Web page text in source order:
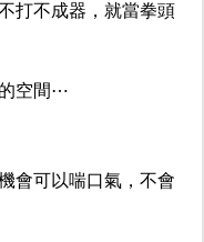
打不成器，就當拳頭
空間⋯
會可以喘口氣，不會